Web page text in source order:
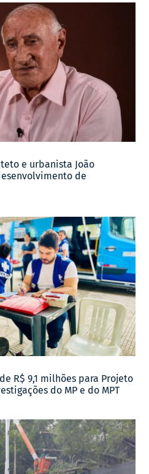
e urbanista João
de
R$ 9,1 milhões para Projeto
do MP e do MPT